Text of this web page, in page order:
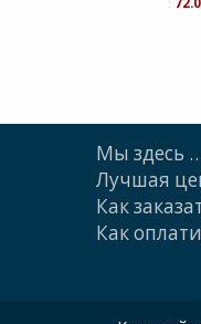
Мы здесь
Лучшая
Как
Как